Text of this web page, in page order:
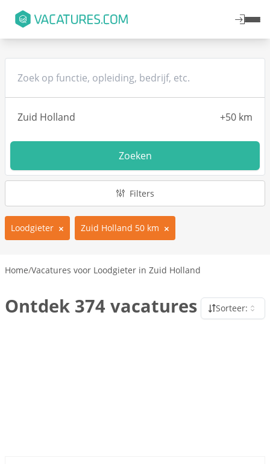
Zoeken
Filters
Loodgieter Zuid Holland 50 km
Home/Vacatures voor Loodgieter in Zuid Holland
Ontdek 374 vacatures Sorteer: